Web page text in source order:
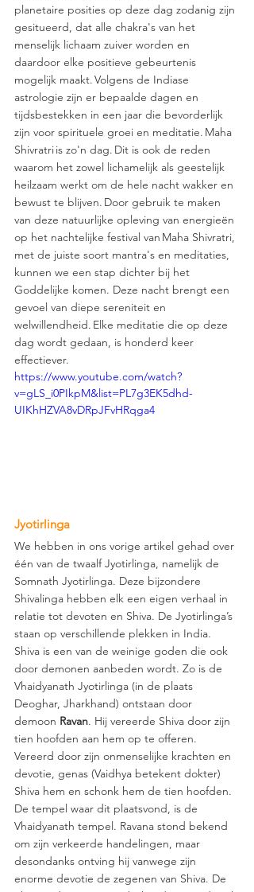
planetaire posities op deze dag zodanig zijn
gesitueerd, dat alle chakra's van het
menselijk lichaam zuiver worden en
daardoor elke positieve gebeurtenis
mogelijk maakt. Volgens de Indiase
astrologie zijn er bepaalde dagen en
tijdsbestekken in een jaar die bevorderlijk
zijn voor spirituele groei en meditatie. Maha
Shivratri is zo'n dag. Dit is ook de reden
waarom het zowel lichamelijk als geestelijk
heilzaam werkt om de hele nacht wakker en
bewust te blijven. Door gebruik te maken
van deze natuurlijke opleving van energieën
op het nachtelijke festival van Maha Shivratri,
met de juiste soort mantra's en meditaties,
kunnen we een stap dichter bij het
Goddelijke komen. Deze nacht brengt een
gevoel van diepe sereniteit en
welwillendheid. Elke meditatie die op deze
dag wordt gedaan, is honderd keer
effectiever.
https://www.youtube.com/watch?
v=gLS_i0PIkpM&list=PL7g3EK5dhd-
UIKhHZVA8vDRpJFvHRqga4
Jyotirlinga
We hebben in ons vorige artikel gehad over
één van de twaalf Jyotirlinga, namelijk de
Somnath Jyotirlinga. Deze bijzondere
Shivalinga hebben elk een eigen verhaal in
relatie tot devoten en Shiva. De Jyotirlinga’s
staan op verschillende plekken in India.
Shiva is een van de weinige goden die ook
door demonen aanbeden wordt. Zo is de
Vhaidyanath Jyotirlinga (in de plaats
Deoghar, Jharkhand) ontstaan door
demoon Ravan. Hij vereerde Shiva door zijn
tien hoofden aan hem op te offeren.
Vereerd door zijn onmenselijke krachten en
devotie, genas (Vaidhya betekent dokter)
Shiva hem en schonk hem de tien hoofden.
De tempel waar dit plaatsvond, is de
Vhaidyanath tempel. Ravana stond bekend
om zijn verkeerde handelingen, maar
desondanks ontving hij vanwege zijn
enorme devotie de zegenen van Shiva. De